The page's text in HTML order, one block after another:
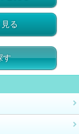
る
す